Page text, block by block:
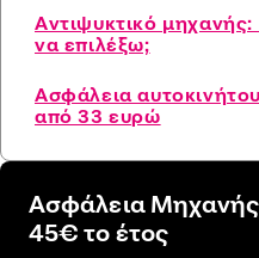
Αντιψυκτικό
να επιλέξω;
Ασφάλεια
από 33 ευρώ
Ασφάλεια
45€ το έτος